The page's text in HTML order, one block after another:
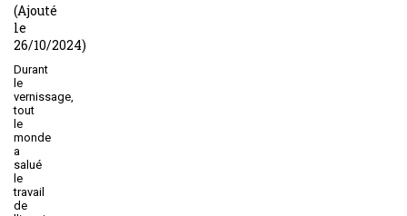
(Ajouté
le
26/10/2024)
Durant
le
vernissage,
tout
le
monde
a
salué
le
travail
de